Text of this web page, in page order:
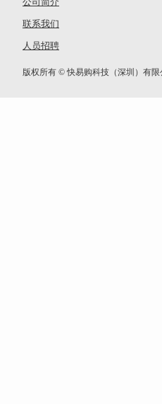
联系我们
人员招聘
版权所有 © 快易购科技（深圳）有限